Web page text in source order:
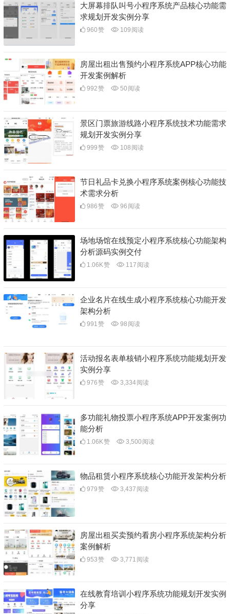
大屏幕排队叫号小程序系统产品核心功能需
求规划开发实例分享
960赞 109 阅读
房屋出租出售预约小程序系统APP核心功能
开发案例解析
992赞 50 阅读
景区门票旅游线路小程序系统技术功能需求
规划开发实例分享
999赞 108 阅读
节日礼品卡兑换小程序系统案例核心功能技
术需求分析
986赞 96 阅读
场地场馆在线预定小程序系统核心功能架构
分析源码实例交付
1.06K赞 117 阅读
企业名片在线生成小程序系统核心功能开发
架构分析
991赞 98 阅读
活动报名表单核销小程序系统功能规划开发
实例分享
976赞 3,334阅读
多功能礼物投票小程序系统APP开发案例功
能分析
1.06K赞 3,500 阅读
物品租赁小程序系统核心功能开发架构分析
979赞 3,437 阅读
房屋出租买卖预约看房小程序系统架构分析
案例解析
953赞 3,771 阅读
在线教育培训小程序系统功能规划开发实例
分享